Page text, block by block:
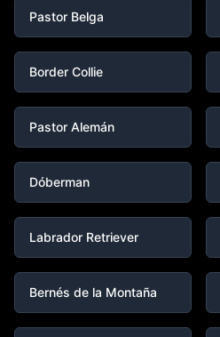
Pastor Belga
Border Collie
Pastor Alemán
Dóberman
Labrador Retriever
Bernés de la Montaña